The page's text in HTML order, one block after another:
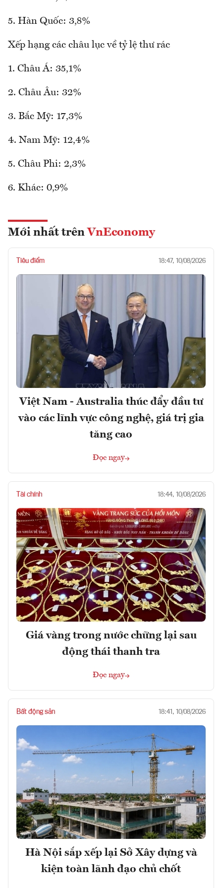
5. Hàn Quốc: 3,8%
Xếp hạng các châu lục về tỷ lệ thư rác
1. Châu Á: 35,1%
2. Châu Âu: 32%
3. Bắc Mỹ: 17,3%
4. Nam Mỹ: 12,4%
5. Châu Phi: 2,3%
6. Khác: 0,9%
Mới nhất trên VnEconomy
Tiêu điểm 18:47, 10/08/2026
Việt Nam - Australia thúc đẩy đầu tư
vào các lĩnh vực công nghệ, giá trị gia
tăng cao
Đọc ngay
Tài chính 18:44, 10/08/2026
Giá vàng trong nước chững lại sau
động thái thanh tra
Đọc ngay
Bất động sản 18:41, 10/08/2026
Hà Nội sắp xếp lại Sở Xây dựng và
kiện toàn lãnh đạo chủ chốt